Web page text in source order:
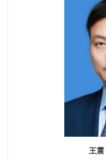
王震